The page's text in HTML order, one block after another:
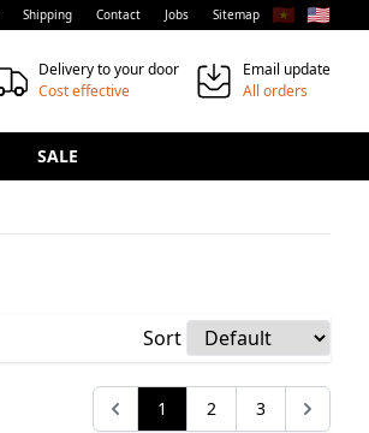
Shipping Contact Jobs Sitemap 🇻🇳 🇺🇸
Delivery to your door
Cost effective
Email update
All orders
SALE
Sort
1 2 3